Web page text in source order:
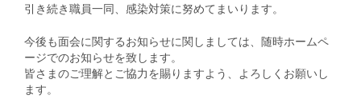
引き続き職員一同、感染対策に努めてまいります。
今後も面会に関するお知らせに関しましては、随時ホームペ
ージでのお知らせを致します。
皆さまのご理解とご協力を賜りますよう、よろしくお願いし
ます。